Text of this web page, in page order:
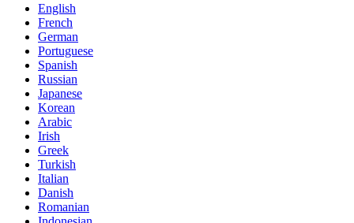
English
French
German
Portuguese
Spanish
Russian
Japanese
Korean
Arabic
Irish
Greek
Turkish
Italian
Danish
Romanian